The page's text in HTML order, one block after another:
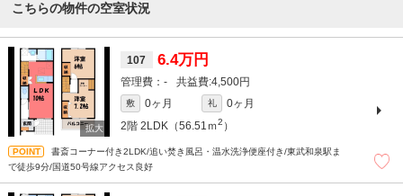
こちらの物件の空室状況
107 6.4万円
- 4,500円
敷 0ヶ月 礼
0ヶ月
2階 2LDK（56.51ｍ2 ）
書斎コーナー付き2LDK/追い焚き風呂・温水洗浄便座付き/東武和泉駅ま
で徒歩9分/国道50号線アクセス良好